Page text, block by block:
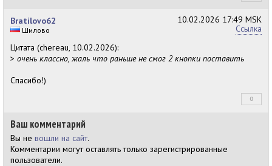
10.02.2026 17:49 MSK
Ссылка
Bratilovo62
Шилово
Цитата (chereau, 10.02.2026):
> очень классно, жаль что раньше не смог 2 кнопки поставить
Спасибо!)
0
Ваш комментарий
Вы не вошли на сайт.
Комментарии могут оставлять только зарегистрированные
пользователи.